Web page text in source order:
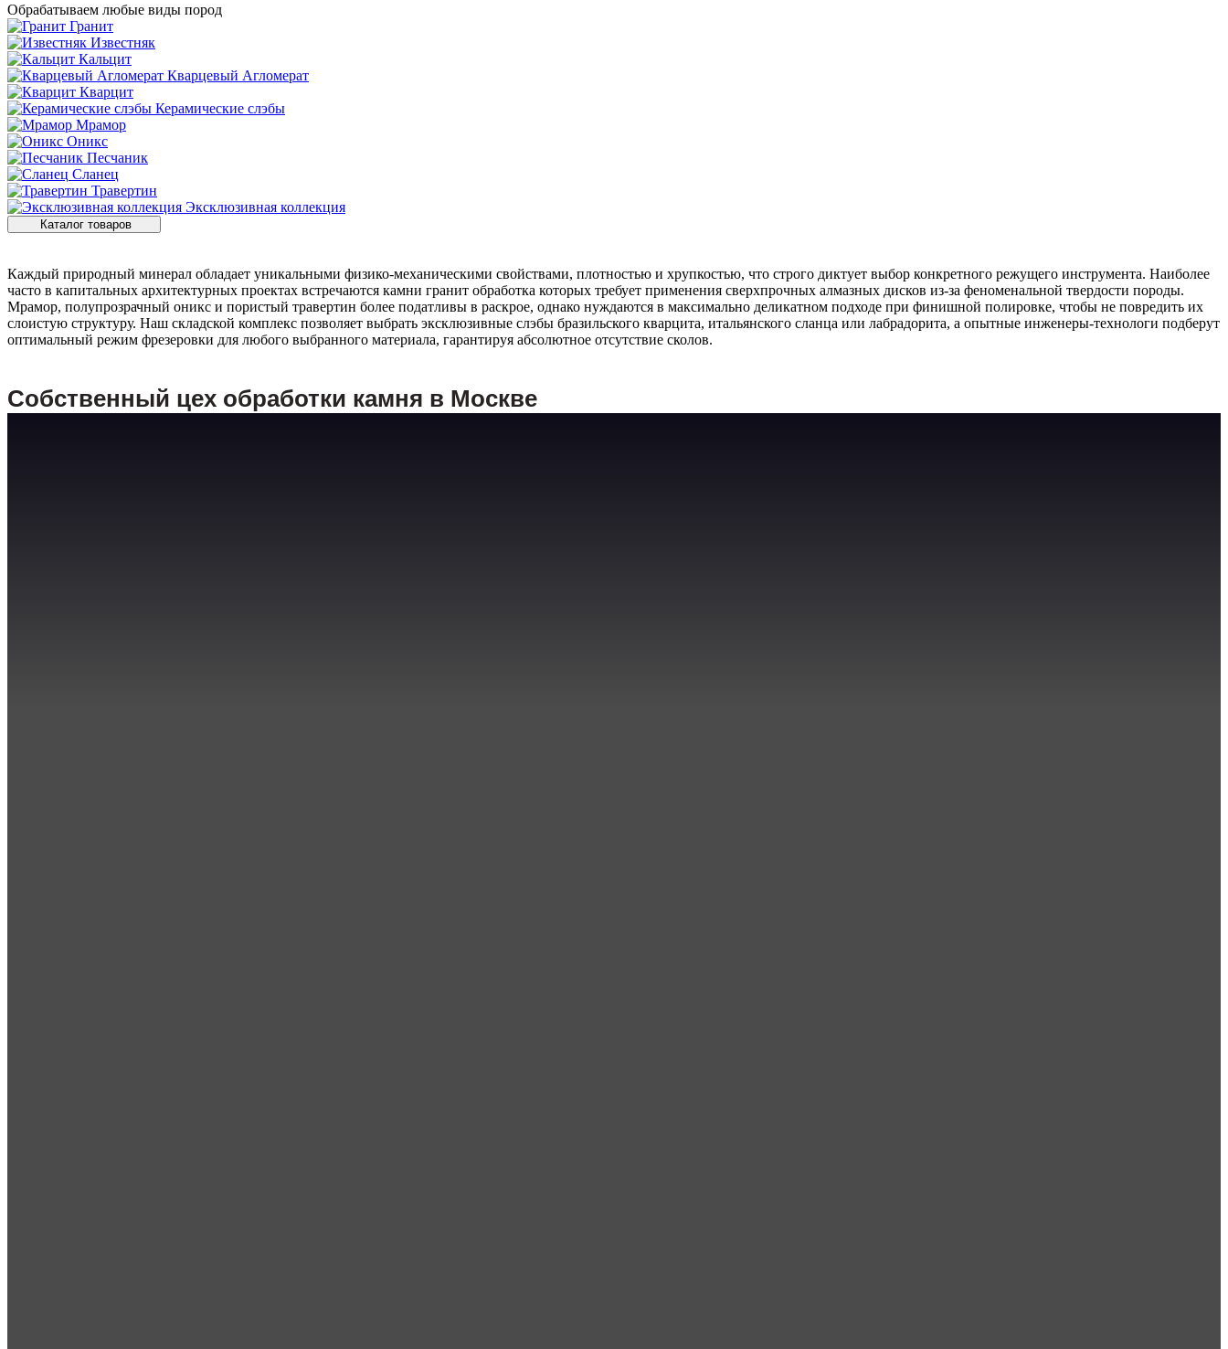
Обрабатываем любые виды пород
Гранит
Известняк
Кальцит
Кварцевый Агломерат
Кварцит
Керамические слэбы
Мрамор
Оникс
Песчаник
Сланец
Травертин
Эксклюзивная коллекция
Каталог товаров
Каждый природный минерал обладает уникальными физико-механическими свойствами, плотностью и хрупкостью, что строго диктует выбор конкретного режущего инструмента. Наиболее
часто в капитальных архитектурных проектах встречаются камни гранит обработка которых требует применения сверхпрочных алмазных дисков из-за феноменальной твердости породы.
Мрамор, полупрозрачный оникс и пористый травертин более податливы в раскрое, однако нуждаются в максимально деликатном подходе при финишной полировке, чтобы не повредить их
слоистую структуру. Наш складской комплекс позволяет выбрать эксклюзивные слэбы бразильского кварцита, итальянского сланца или лабрадорита, а опытные инженеры-технологи подберут
оптимальный режим фрезеровки для любого выбранного материала, гарантируя абсолютное отсутствие сколов.
Собственный цех обработки камня в Москве